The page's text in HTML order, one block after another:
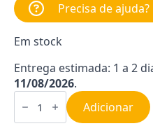
Precisa de
Em stock
Entrega estimada: 1 a 2
11/08/2026.
Quantidade
de
Termostato
para
Adicionar